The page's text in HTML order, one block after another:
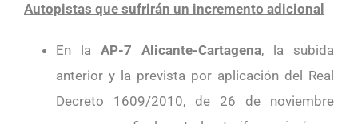
Autopistas que sufrirán un incremento adicional
En la AP-7 Alicante-Cartagena, la subida
anterior y la prevista por aplicación del Real
Decreto 1609/2010, de 26 de noviembre